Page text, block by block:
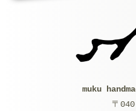
muku
〒